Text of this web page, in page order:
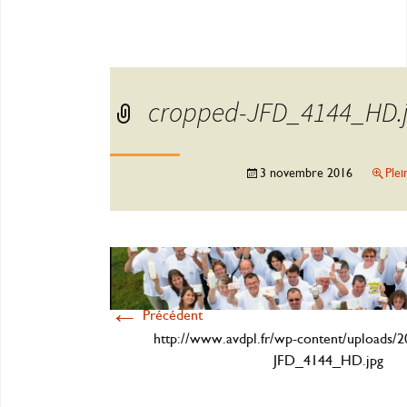
cropped-
3 novembre 2016
←Précédent
http://www.avdpl.fr/wp-content/uploads/
JFD_4144_HD.jpg